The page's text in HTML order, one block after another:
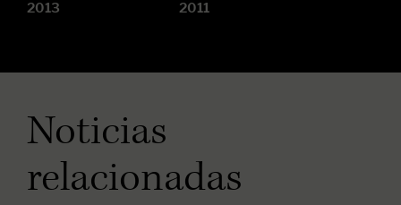
2013 2011
Noticias
relacionadas